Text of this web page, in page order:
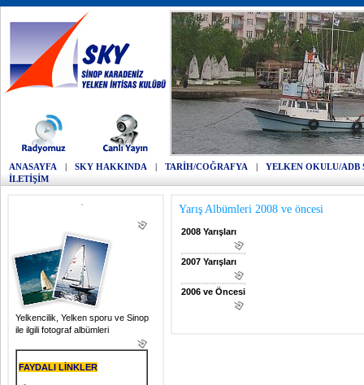
ANASAYFA | SKY HAKKINDA | TARİH/COĞRAFYA |
YELKEN OKULU/ADB
İLETİŞİM
Yelkencilik, Yelken sporu ve Sinop
ile ilgili fotograf albümleri
FAYDALI LİNKLER
Yarış Albümleri 2008 ve öncesi
2008 Yarışları
2007 Yarışları
2006 ve Öncesi